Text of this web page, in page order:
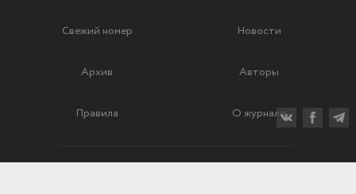
Свежий номер Новости
Архив Авторы
Правила О журнале